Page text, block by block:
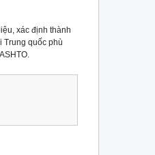
xác định thành
Trung quốc phù